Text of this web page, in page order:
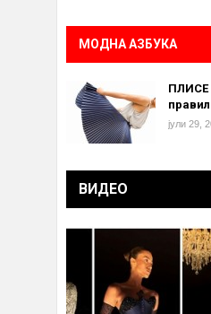
МОДНА АЗБУКА
ПЛИСЕ
јули 29,
ВИДЕО